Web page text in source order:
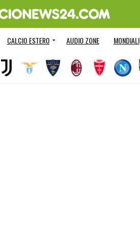
CALCIO ESTERO AUDIO ZONE MONDIALI